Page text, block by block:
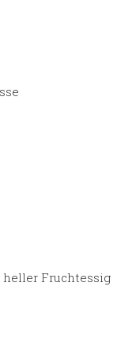
heller Fruchtessig